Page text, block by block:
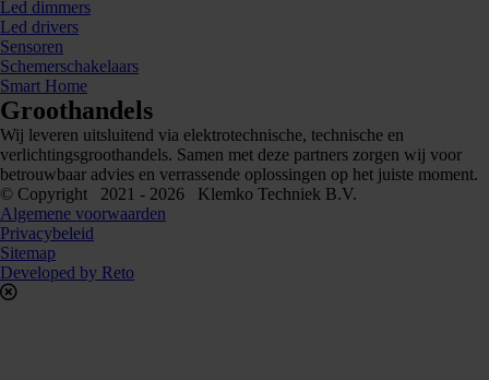
Led dimmers
Led drivers
Sensoren
Schemerschakelaars
Smart Home
Groothandels
Wij leveren uitsluitend via elektrotechnische, technische en
verlichtingsgroothandels. Samen met deze partners zorgen wij voor
betrouwbaar advies en verrassende oplossingen op het juiste moment.
© Copyright 2021 - 2026 Klemko Techniek B.V.
Algemene voorwaarden
Privacybeleid
Sitemap
Developed by Reto